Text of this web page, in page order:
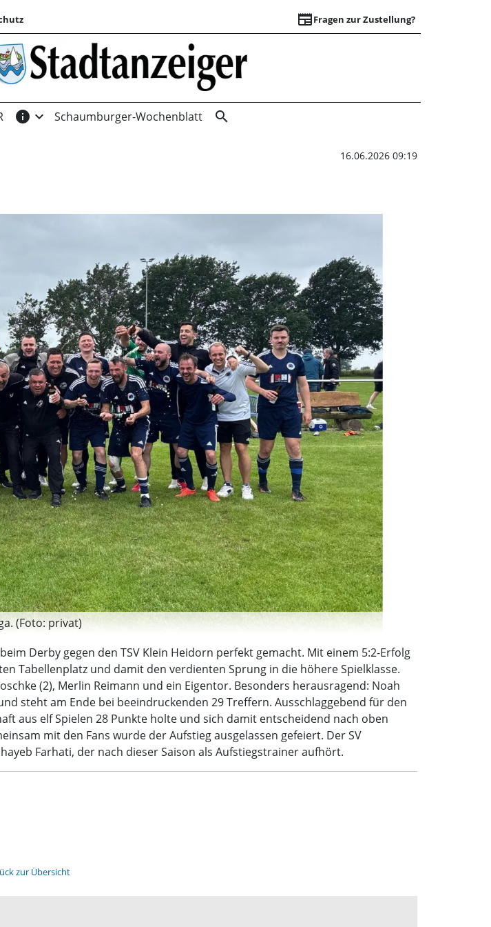
newspaperFragen zur Zustellung?
Aufstieg in
info expand_more Schaumburger-Wochenblatt search
16.06.2026 09:19
(Foto: privat)
Derby gegen den TSV Klein Heidorn perfekt gemacht. Mit einem 5:2-Erfolg
Tabellenplatz und damit den verdienten Sprung in die höhere Spielklasse.
(2), Merlin Reimann und ein Eigentor. Besonders herausragend: Noah
steht am Ende bei beeindruckenden 29 Treffern. Ausschlaggebend für den
aus elf Spielen 28 Punkte holte und sich damit entscheidend nach oben
mit den Fans wurde der Aufstieg ausgelassen gefeiert. Der SV
Farhati, der nach dieser Saison als Aufstiegstrainer aufhört.
zur Übersicht